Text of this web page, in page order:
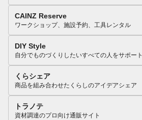
CAINZ Reserve
ワークショップ、施設予約、工具レンタル
DIY Style
自分でものづくりしたいすべての人をサポート
くらシェア
商品を組み合わせたくらしのアイデアシェア
トラノテ
資材調達のプロ向け通販サイト